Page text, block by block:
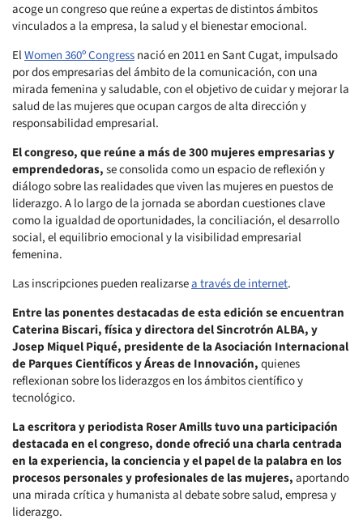
acoge un congreso que reúne a expertas de distintos ámbitos
vinculados a la empresa, la salud y el bienestar emocional.
ElWomen 360º Congressnació en 2011 en Sant Cugat, impulsado
por dos empresarias del ámbito de la comunicación, con una
mirada femenina y saludable, con el objetivo de cuidar y mejorar la
salud de las mujeres que ocupan cargos de alta dirección y
responsabilidad empresarial.
El congreso, que reúne a más de 300 mujeres empresarias y
emprendedoras,se consolida como un espacio de reflexión y
diálogo sobre las realidades que viven las mujeres en puestos de
liderazgo. A lo largo de la jornada se abordan cuestiones clave
como la igualdad de oportunidades, la conciliación, el desarrollo
social, el equilibrio emocional y la visibilidad empresarial
femenina.
Las inscripciones pueden realizarsea través de internet.
Entre las ponentes destacadas de esta edición se encuentran
Caterina Biscari, física y directora del Sincrotrón ALBA, y
Josep Miquel Piqué, presidente de la Asociación Internacional
de Parques Científicos y Áreas de Innovación,quienes
reflexionan sobre los liderazgos en los ámbitos científico y
tecnológico.
La escritora y periodista Roser Amills tuvo una participación
destacada en el congreso, donde ofreció una charla centrada
en la experiencia, la conciencia y el papel de la palabra en los
procesos personales y profesionales de las mujeres,aportando
una mirada crítica y humanista al debate sobre salud, empresa y
liderazgo.